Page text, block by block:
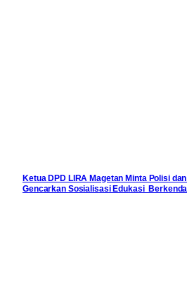
Ketua DPD LIRA Magetan Minta Polisi
Gencarkan Sosialisasi Edukasi